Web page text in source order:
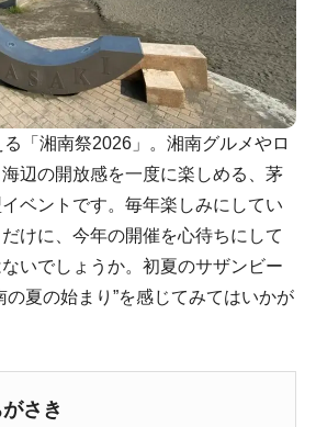
「湘南祭2026」。湘南グルメやロ
辺の開放感を一度に楽しめる、茅
ベントです。毎年楽しみにしてい
けに、今年の開催を心待ちにして
いでしょうか。初夏のサザンビー
の夏の始まり”を感じてみてはいかが
さき